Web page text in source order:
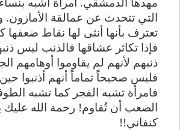
التي تتحدث عن عمالقة
تعترف بأنها أنثى لها نقاط ضعفها
فإذا تكاثر عشاقها فالذنب ليس
ذنبهم لأنهم لم يقاوموا أوهامهم
فليس صحيحاً تماماً أنهم أذنبوا
فامرأة تشبه الفجر كما تشبه
الصعب أن تُقاوم! رحمة الله عليك
كنفاني!
!